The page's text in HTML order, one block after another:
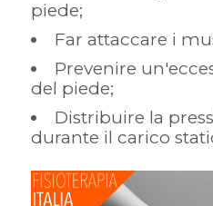
piede;
Far attaccare i
Prevenire
del piede;
Distribuire la
durante il carico